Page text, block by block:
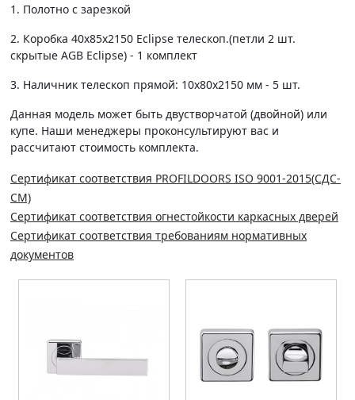
1. Полотно c зарезкой
2. Коробка 40х85х2150 Eclipse телескоп.(петли 2 шт.
скрытые AGB Eclipse) - 1 комплект
3. Наличник телескоп прямой: 10х80х2150 мм - 5 шт.
Данная модель может быть двустворчатой (двойной) или
купе. Наши менеджеры проконсультируют вас и
рассчитают стоимость комплекта.
Сертификат соответствия PROFILDOORS ISO 9001-2015(СДС-
СМ)
Сертификат соответствия огнестойкости каркасных дверей
Сертификат соответствия требованиям нормативных
документов